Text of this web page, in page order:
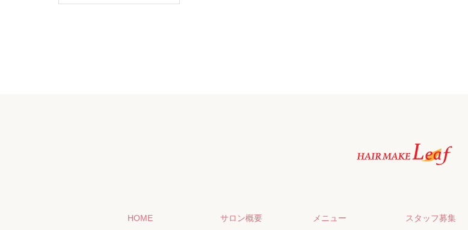
HOME サロン概要 メニュー スタッフ募集